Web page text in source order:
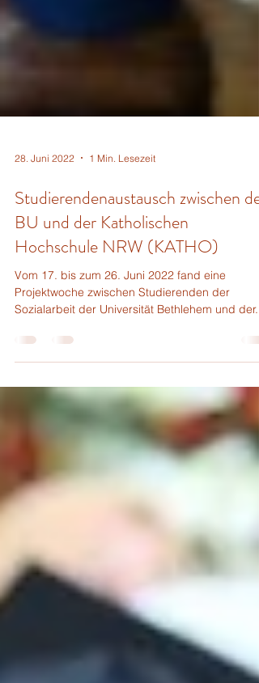
28. Juni 2022 1 Min. Lesezeit
Studierendenaustausch zwischen der
BU und der Katholischen
Hochschule NRW (KATHO)
Vom 17. bis zum 26. Juni 2022 fand eine
Projektwoche zwischen Studierenden der